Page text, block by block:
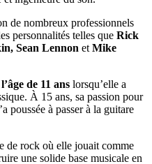
de nombreux professionnels
personnalités telles que Rick
Sean Lennon et Mike
de 11 ans lorsqu’elle a
À 15 ans, sa passion pour
poussée à passer à la guitare
de rock où elle jouait comme
une solide base musicale en